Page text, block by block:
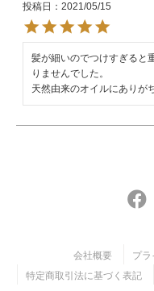
投稿日
2021/05/15
髪が細いのでつけすぎると
りませんでした。
天然由来のオイルにありが
会社概要 プラ
特定商取引法に基づく表記